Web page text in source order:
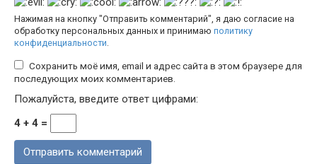
Нажимая на кнопку "Отправить комментарий", я даю согласие на
обработку персональных данных и принимаю политику
конфиденциальности.
Сохранить моё имя, email и адрес сайта в этом браузере для
последующих моих комментариев.
Пожалуйста, введите ответ цифрами:
4 + 4 =